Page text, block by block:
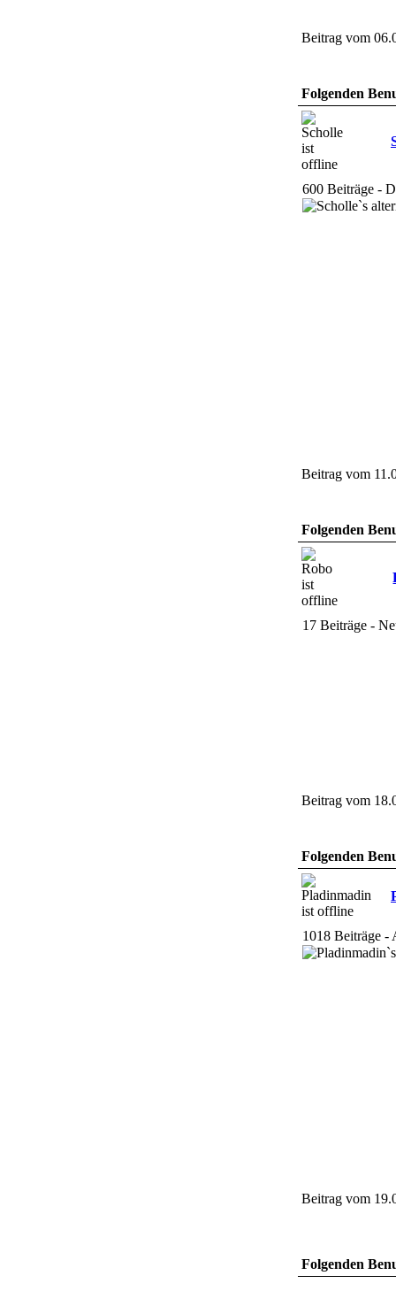
Beitrag vom
Folgenden
600 Beiträge -
Beitrag vom
Folgenden
17 Beiträge -
Beitrag vom
Folgenden
1018 Beiträge -
Beitrag vom
Folgenden